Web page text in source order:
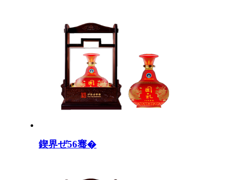
鍥界ぜ56骞�